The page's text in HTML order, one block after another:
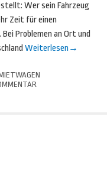
Wer sein Fahrzeug
Zeit für einen
Problemen an Ort und
Weiterlesen →